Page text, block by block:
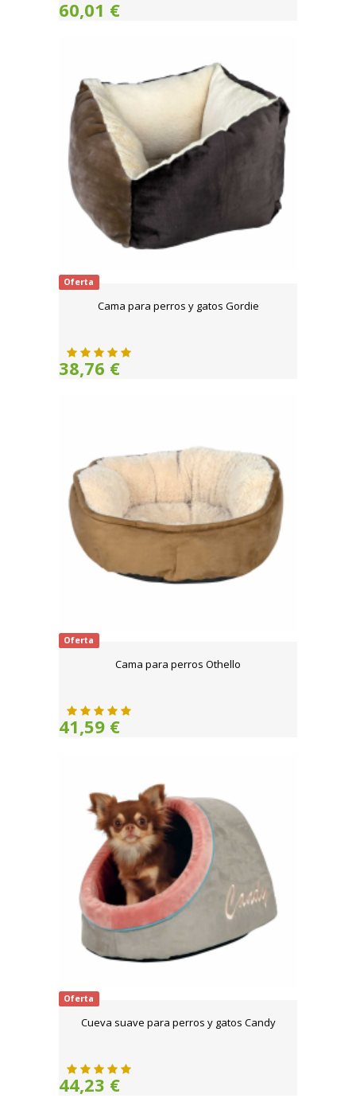
60,01 €
Oferta
Cama para perros y gatos Gordie
38,76 €
Oferta
Cama para perros Othello
41,59 €
Oferta
Cueva suave para perros y gatos Candy
44,23 €